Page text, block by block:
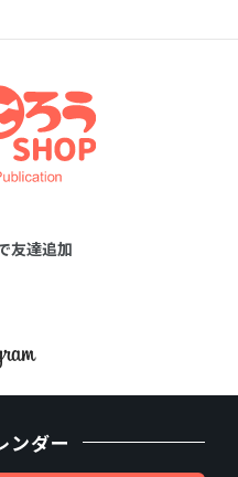
友達追加
ンダー